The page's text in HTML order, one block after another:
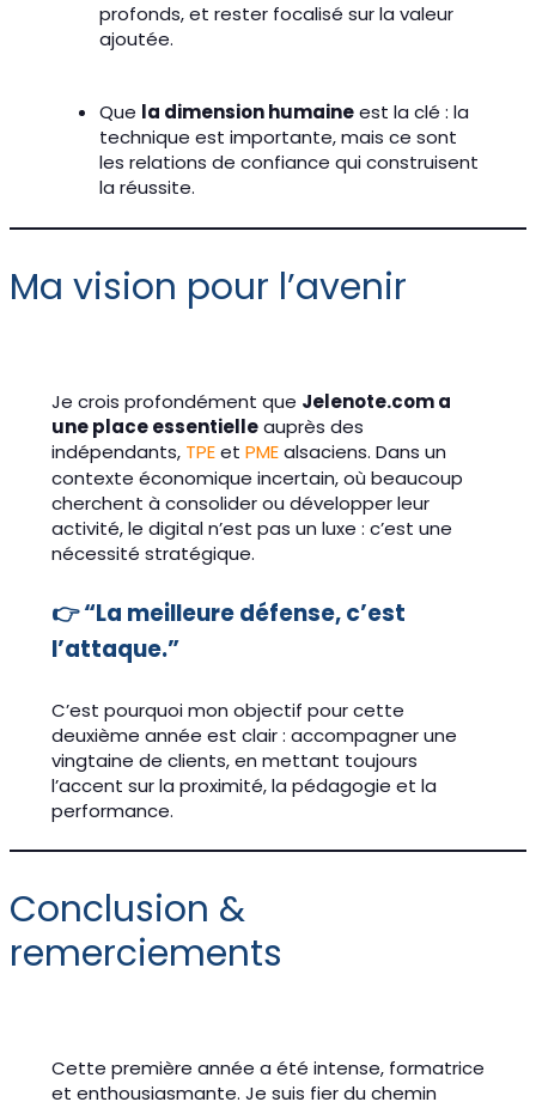
profonds, et rester focalisé sur la valeur
ajoutée.
Que la dimension humaineest la clé : la
technique est importante, mais ce sont
les relations de confiance qui construisent
la réussite.
Ma vision pour l’avenir
Je crois profondément que Jelenote.com a
une place essentielleauprès des
indépendants, TPEet PMEalsaciens. Dans un
contexte économique incertain, où beaucoup
cherchent à consolider ou développer leur
activité, le digital n’est pas un luxe : c’est une
nécessité stratégique.
👉 “La meilleure défense, c’est
l’attaque.”
C’est pourquoi mon objectif pour cette
deuxième année est clair : accompagner une
vingtaine de clients, en mettant toujours
l’accent sur la proximité, la pédagogie et la
performance.
Conclusion &
remerciements
Cette première année a été intense, formatrice
et enthousiasmante. Je suis fier du chemin